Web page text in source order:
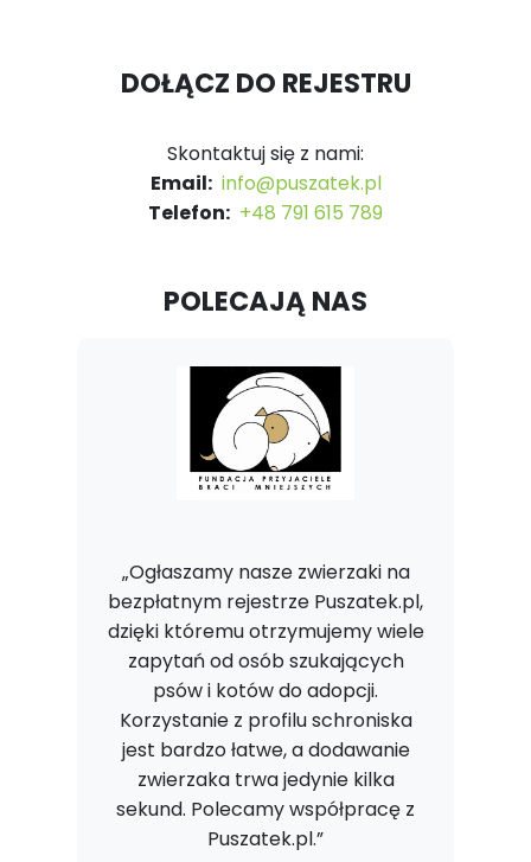
DOŁĄCZ DO REJESTRU
Skontaktuj się z nami:
Email: info@puszatek.pl
Telefon: +48 791 615 789
POLECAJĄ NAS
„Ogłaszamy nasze zwierzaki na
bezpłatnym rejestrze Puszatek.pl,
dzięki któremu otrzymujemy wiele
zapytań od osób szukających
psów i kotów do adopcji.
Korzystanie z profilu schroniska
jest bardzo łatwe, a dodawanie
zwierzaka trwa jedynie kilka
sekund. Polecamy współpracę z
Puszatek.pl.”